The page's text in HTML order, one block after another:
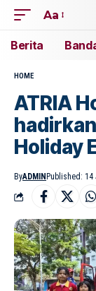
Aa
Berita
HOME
ATRIA
Holiday
ByADMIN Published: 14